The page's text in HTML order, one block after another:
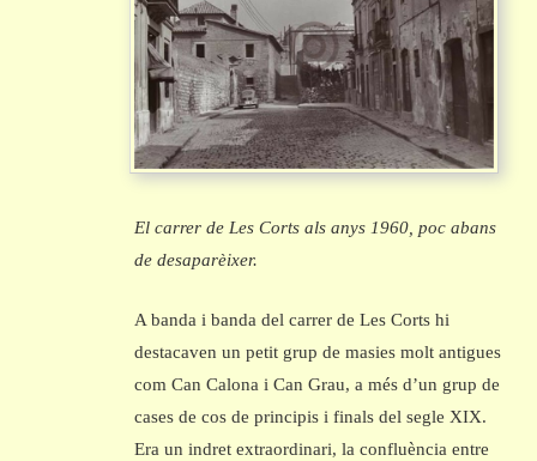
El carrer de Les Corts als anys 1960, poc abans
de desaparèixer.
A banda i banda del carrer de Les Corts hi
destacaven un petit grup de masies molt antigues
com Can Calona i Can Grau, a més d’un grup de
cases de cos de principis i finals del segle XIX.
Era un indret extraordinari, la confluència entre